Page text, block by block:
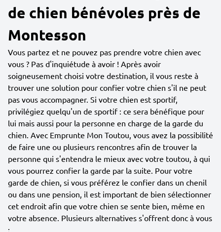
de chien bénévoles près de
Montesson
Vous partez et ne pouvez pas prendre votre chien avec
vous ? Pas d'inquiétude à avoir ! Après avoir
soigneusement choisi votre destination, il vous reste à
trouver une solution pour confier votre chien s'il ne peut
pas vous accompagner. Si votre chien est sportif,
privilégiez quelqu'un de sportif : ce sera bénéfique pour
lui mais aussi pour la personne en charge de la garde du
chien. Avec Emprunte Mon Toutou, vous avez la possibilité
de faire une ou plusieurs rencontres afin de trouver la
personne qui s'entendra le mieux avec votre toutou, à qui
vous pourrez confier la garde par la suite. Pour votre
garde de chien, si vous préférez le confier dans un chenil
ou dans une pension, il est important de bien sélectionner
cet endroit afin que votre chien se sente bien, même en
votre absence. Plusieurs alternatives s'offrent donc à vous
: